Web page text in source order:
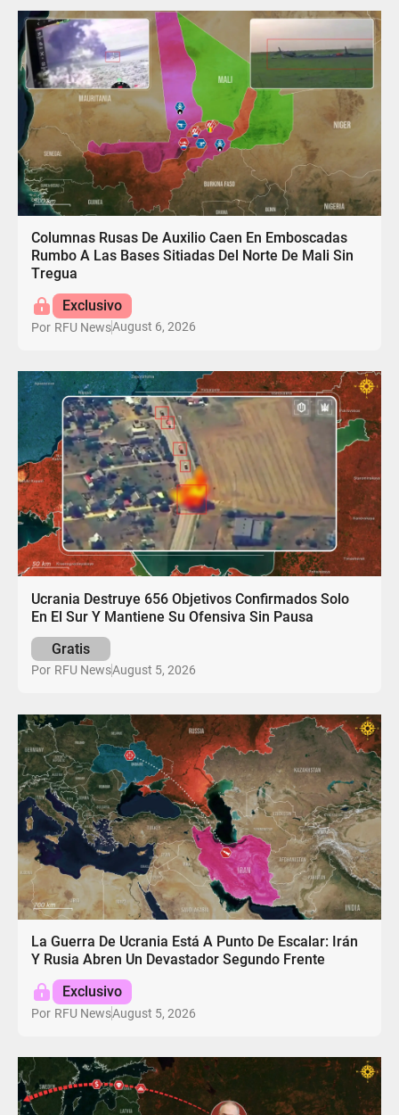
Columnas Rusas De Auxilio Caen En Emboscadas
Rumbo A Las Bases Sitiadas Del Norte De Mali Sin
Tregua
Exclusivo
Por RFU NewsAugust 6, 2026
Ucrania Destruye 656 Objetivos Confirmados Solo
En El Sur Y Mantiene Su Ofensiva Sin Pausa
Gratis
Por RFU NewsAugust 5, 2026
La Guerra De Ucrania Está A Punto De Escalar: Irán
Y Rusia Abren Un Devastador Segundo Frente
Exclusivo
Por RFU NewsAugust 5, 2026